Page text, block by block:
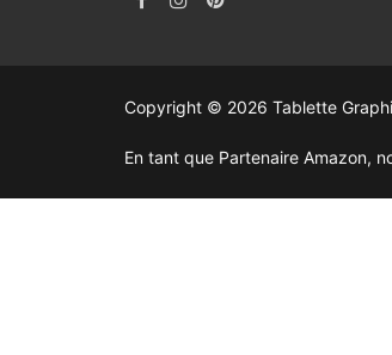
Copyright © 2026 Tablette
En tant que Partenaire Amazon,